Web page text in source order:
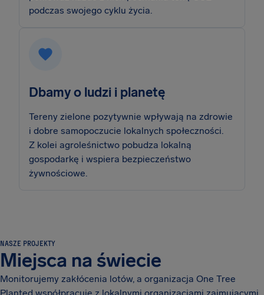
podczas swojego cyklu życia.
Dbamy o ludzi i planetę
Tereny zielone pozytywnie wpływają na zdrowie
i dobre samopoczucie lokalnych społeczności.
Z kolei agroleśnictwo pobudza lokalną
gospodarkę i wspiera bezpieczeństwo
żywnościowe.
NASZE PROJEKTY
Miejsca na świecie
Monitorujemy zakłócenia lotów, a organizacja One Tree